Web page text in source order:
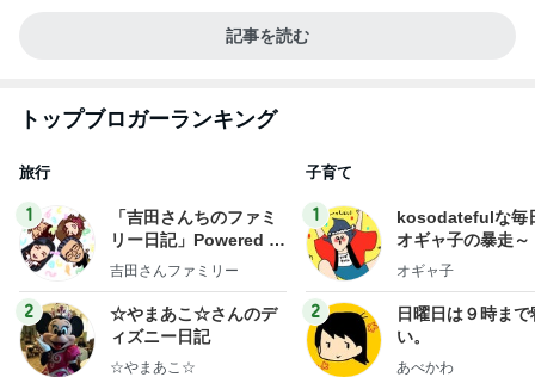
記事を読む
トップブロガーランキング
旅行
1
「吉田さんちのファミ
リー日記」Powered b
y Ameba 吉田さんファ
ログ
吉田さんファミリー
2
☆やまあこ☆さんのデ
ィズニー日記
☆やまあこ☆
子育て
1
kosodatefulな毎
オギャ子の暴走～
オギャ子
2
日曜日は９時まで
い。
あべかわ